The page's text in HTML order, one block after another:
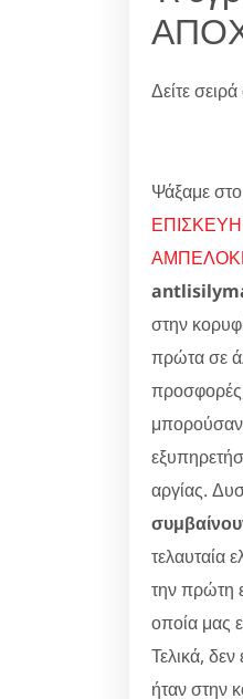
Δείτε
Ψάξαμε στο
στην
πρώτα σε
αργίας.
τελαυταία
την πρώτη
οποία μας
Τελικά, δεν
ήταν στην